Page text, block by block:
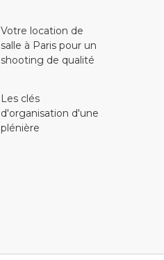
Votre location de
salle à Paris pour un
shooting de qualité
Les clés
d'organisation d'une
plénière